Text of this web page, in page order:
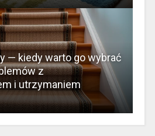
— kiedy warto go wybrać
z
i utrzymaniem